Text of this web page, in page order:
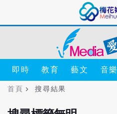
即時 教育 藝文 音樂
首頁 搜尋結果